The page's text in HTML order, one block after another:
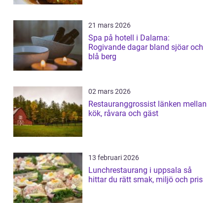
21 mars 2026
Spa på hotell i Dalarna:
Rogivande dagar bland sjöar och
blå berg
02 mars 2026
Restauranggrossist länken mellan
kök, råvara och gäst
13 februari 2026
Lunchrestaurang i uppsala så
hittar du rätt smak, miljö och pris